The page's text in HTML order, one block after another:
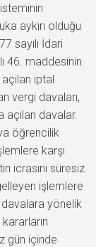
aykırı olduğu
sayılı İdari
46. maddesinin
iptal
vergi davaları,
açılan davalar.
öğrencilik
karşı
icrasını süresiz
işlemlere
davalara yönelik
gün içinde